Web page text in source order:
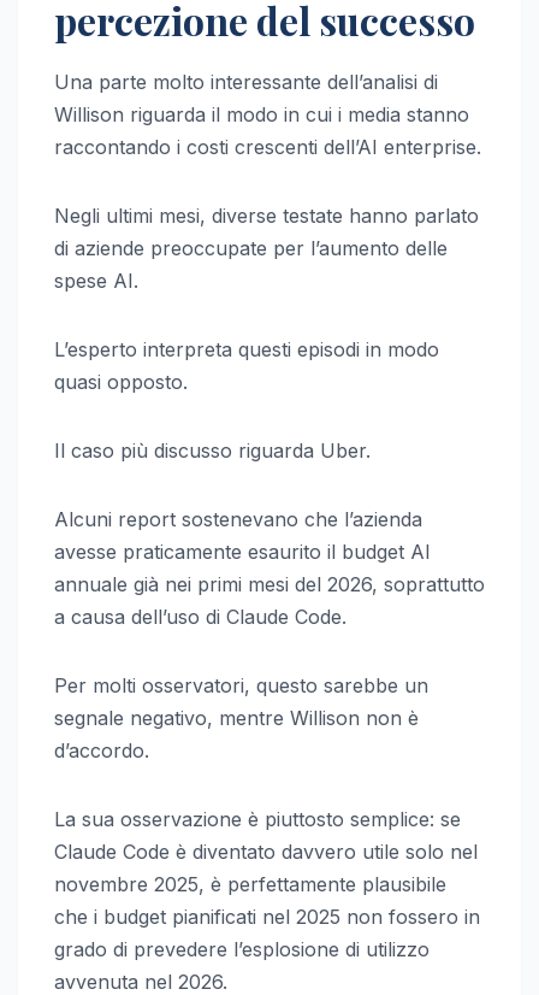
percezione del successo
Una parte molto interessante dell’analisi di
Willison riguarda il modo in cui i media stanno
raccontando i costi crescenti dell’AI enterprise.
Negli ultimi mesi, diverse testate hanno parlato
di aziende preoccupate per l’aumento delle
spese AI.
L’esperto interpreta questi episodi in modo
quasi opposto.
Il caso più discusso riguarda Uber.
Alcuni report sostenevano che l’azienda
avesse praticamente esaurito il budget AI
annuale già nei primi mesi del 2026, soprattutto
a causa dell’uso di Claude Code.
Per molti osservatori, questo sarebbe un
segnale negativo, mentre Willison non è
d’accordo.
La sua osservazione è piuttosto semplice: se
Claude Code è diventato davvero utile solo nel
novembre 2025, è perfettamente plausibile
che i budget pianificati nel 2025 non fossero in
grado di prevedere l’esplosione di utilizzo
avvenuta nel 2026.